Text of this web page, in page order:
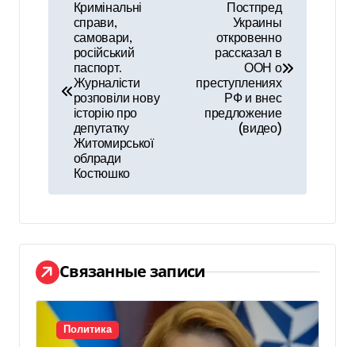
и
ц
и
я
п
о
Кримінальні
справи,
самовари,
російський
паспорт.
Журналісти
розповіли нову
історію про
депутатку
Житомирської
облради
Костюшко
Постпред
Украины
откровенно
рассказал в
ООН о
преступлениях
РФ и внес
предложение
(видео)
Связанные записи
Политика